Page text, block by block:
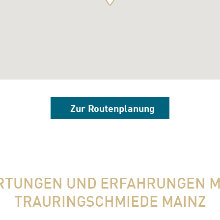
Zur Routenplanung
UND ERFAHRUNGEN
TRAURINGSCHMIEDE MAINZ